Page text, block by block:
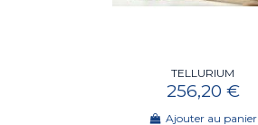
TELLURIUM
256,20 €
Ajouter au panier